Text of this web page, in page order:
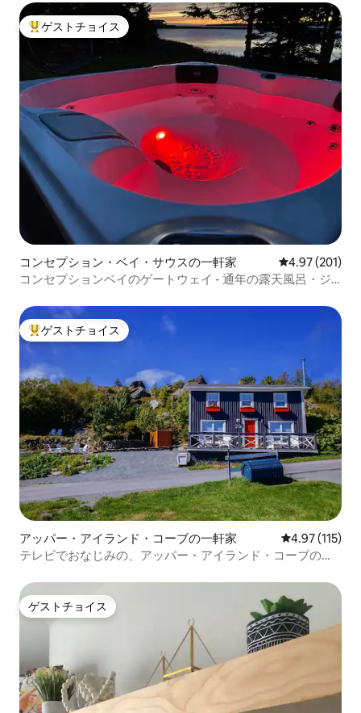
大好評のゲストチョイスです。
ゲストチョイス
コンセプション・ベイ・サウスの一軒家 レビュー201
4.97 (201)
コンセプションベイのゲートウェイ - 通年の露天風呂・ジ
大好評のゲストチョイスです。
ゲストチョイス
アッパー・アイランド・コーブの一軒家 レビュー115
4.97 (115)
テレビでおなじみの、アッパー・アイランド・コーブのオ
ゲストチョイス
ゲストチョイス